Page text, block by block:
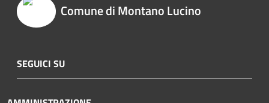
Comune di Montano Lucino
SEGUICI SU